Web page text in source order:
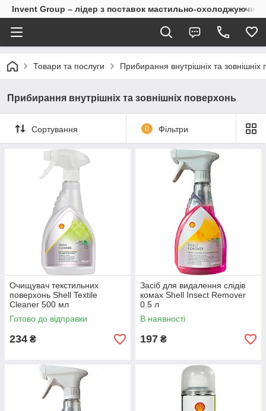
Invent Group – лідер з поставок мастильно-охолоджуючих
Товари та послуги Прибирання внутрішніх та зовнішніх
Прибирання внутрішніх та зовнішніх поверхонь
Сортування 0 Фільтри
Очищувач текстильних
поверхонь Shell Textile
Cleaner 500 мл
Готово до відправки
234 ₴
Засіб для видалення слідів
комах Shell Insect Remover
0.5 л
В наявності
197 ₴